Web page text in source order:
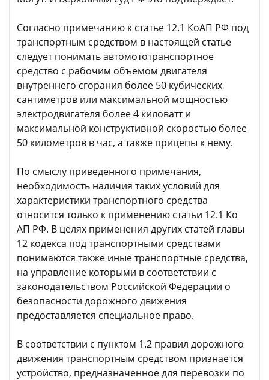
Согласно примечанию к статье 12.1 КоАП РФ под
транспортным средством в настоящей статье
следует понимать автомототранспортное
средство с рабочим объемом двигателя
внутреннего сгорания более 50 кубических
сантиметров или максимальной мощностью
электродвигателя более 4 киловатт и
максимальной конструктивной скоростью более
50 километров в час, а также прицепы к нему.
По смыслу приведенного примечания,
необходимость наличия таких условий для
характеристики транспортного средства
относится только к применению статьи 12.1 Ко
АП РФ. В целях применения других статей главы
12 кодекса под транспортными средствами
понимаются также иные транспортные средства,
на управление которыми в соответствии с
законодательством Российской Федерации о
безопасности дорожного движения
предоставляется специальное право.
В соответствии с пунктом 1.2 правил дорожного
движения транспортным средством признается
устройство, предназначенное для перевозки по